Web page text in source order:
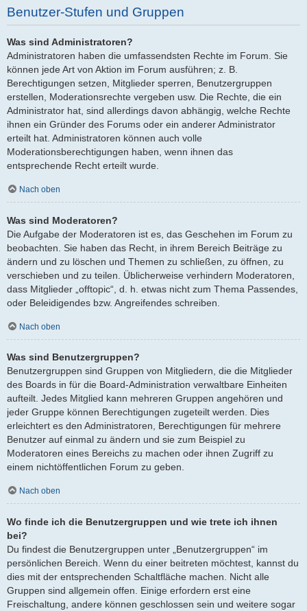
Benutzer-Stufen und Gruppen
Was sind Administratoren?
Administratoren haben die umfassendsten Rechte im Forum. Sie
können jede Art von Aktion im Forum ausführen; z. B.
Berechtigungen setzen, Mitglieder sperren, Benutzergruppen
erstellen, Moderationsrechte vergeben usw. Die Rechte, die ein
Administrator hat, sind allerdings davon abhängig, welche Rechte
ihnen ein Gründer des Forums oder ein anderer Administrator
erteilt hat. Administratoren können auch volle
Moderationsberechtigungen haben, wenn ihnen das
entsprechende Recht erteilt wurde.
Nach oben
Was sind Moderatoren?
Die Aufgabe der Moderatoren ist es, das Geschehen im Forum zu
beobachten. Sie haben das Recht, in ihrem Bereich Beiträge zu
ändern und zu löschen und Themen zu schließen, zu öffnen, zu
verschieben und zu teilen. Üblicherweise verhindern Moderatoren,
dass Mitglieder „offtopic“, d. h. etwas nicht zum Thema Passendes,
oder Beleidigendes bzw. Angreifendes schreiben.
Nach oben
Was sind Benutzergruppen?
Benutzergruppen sind Gruppen von Mitgliedern, die die Mitglieder
des Boards in für die Board-Administration verwaltbare Einheiten
aufteilt. Jedes Mitglied kann mehreren Gruppen angehören und
jeder Gruppe können Berechtigungen zugeteilt werden. Dies
erleichtert es den Administratoren, Berechtigungen für mehrere
Benutzer auf einmal zu ändern und sie zum Beispiel zu
Moderatoren eines Bereichs zu machen oder ihnen Zugriff zu
einem nichtöffentlichen Forum zu geben.
Nach oben
Wo finde ich die Benutzergruppen und wie trete ich ihnen
bei?
Du findest die Benutzergruppen unter „Benutzergruppen“ im
persönlichen Bereich. Wenn du einer beitreten möchtest, kannst du
dies mit der entsprechenden Schaltfläche machen. Nicht alle
Gruppen sind allgemein offen. Einige erfordern erst eine
Freischaltung, andere können geschlossen sein und weitere sogar